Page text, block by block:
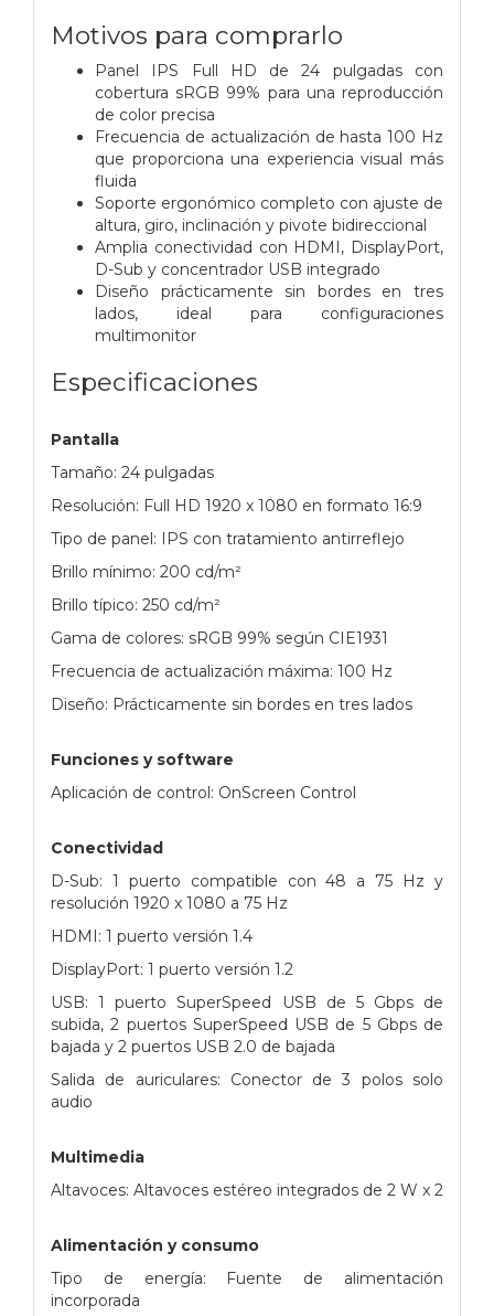
Motivos para comprarlo
Panel IPS Full HD de 24 pulgadas con
cobertura sRGB 99% para una reproducción
de color precisa
Frecuencia de actualización de hasta 100 Hz
que proporciona una experiencia visual más
fluida
Soporte ergonómico completo con ajuste de
altura, giro, inclinación y pivote bidireccional
Amplia conectividad con HDMI, DisplayPort,
D-Sub y concentrador USB integrado
Diseño prácticamente sin bordes en tres
lados, ideal para configuraciones
multimonitor
Especificaciones
Pantalla
Tamaño: 24 pulgadas
Resolución: Full HD 1920 x 1080 en formato 16:9
Tipo de panel: IPS con tratamiento antirreflejo
Brillo mínimo: 200 cd/m²
Brillo típico: 250 cd/m²
Gama de colores: sRGB 99% según CIE1931
Frecuencia de actualización máxima: 100 Hz
Diseño: Prácticamente sin bordes en tres lados
Funciones y software
Aplicación de control: OnScreen Control
Conectividad
D-Sub: 1 puerto compatible con 48 a 75 Hz y
resolución 1920 x 1080 a 75 Hz
HDMI: 1 puerto versión 1.4
DisplayPort: 1 puerto versión 1.2
USB: 1 puerto SuperSpeed USB de 5 Gbps de
subida, 2 puertos SuperSpeed USB de 5 Gbps de
bajada y 2 puertos USB 2.0 de bajada
Salida de auriculares: Conector de 3 polos solo
audio
Multimedia
Altavoces: Altavoces estéreo integrados de 2 W x 2
Alimentación y consumo
Tipo de energía: Fuente de alimentación
incorporada